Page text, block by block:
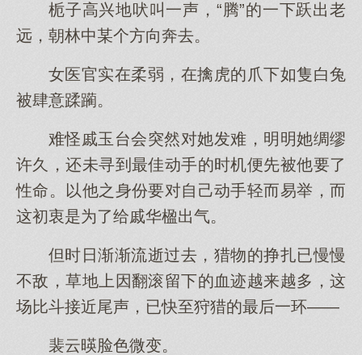
栀子高兴地吠叫一声，“腾”的一下跃出老
远，朝林中某个方向奔去。
女医官实在柔弱，在擒虎的爪下如隻白兔
被肆意蹂躏。
难怪戚玉台会突然对她发难，明明她绸缪
许久，还未寻到最佳动手的时机便先被他要了
性命。以他之身份要对自己动手轻而易举，而
这初衷是为了给戚华楹出气。
但时日渐渐流逝过去，猎物的挣扎已慢慢
不敌，草地上因翻滚留下的血迹越来越多，这
场比斗接近尾声，已快至狩猎的最后一环——
裴云暎脸色微变。